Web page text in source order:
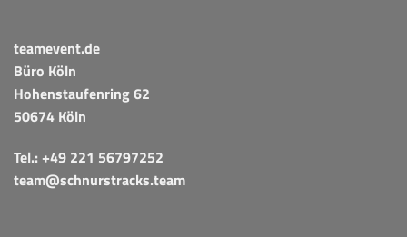
teamevent.de
Büro Köln
Hohenstaufenring 62
50674 Köln
Tel.:+49 221 56797252
team@schnurstracks.team